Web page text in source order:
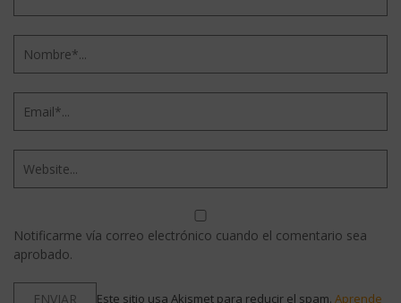
Notificarme vía correo electrónico cuando el comentario sea
aprobado.
Este sitio usa Akismet para reducir el spam. Aprende